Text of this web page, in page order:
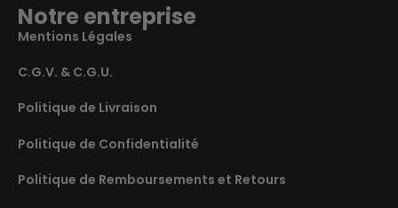
Notre entreprise
Mentions Légales
C.G.V. & C.G.U.
Politique de Livraison
Politique de Confidentialité
Politique de Remboursements et Retours